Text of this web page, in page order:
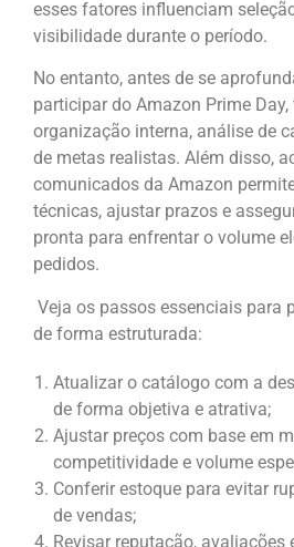
esses fatores influenciam
visibilidade durante o período.
No entanto, antes de se
participar do Amazon Prime
organização interna, análise de
de metas realistas. Além disso,
comunicados da Amazon
técnicas, ajustar prazos e
pronta para enfrentar o volume
pedidos.
Veja os passos essenciais para
de forma estruturada:
Atualizar o catálogo com a
de forma objetiva e atrativa;
Ajustar preços com base em
competitividade e volume
Conferir estoque para evitar
de vendas;
Revisar reputação, avaliações